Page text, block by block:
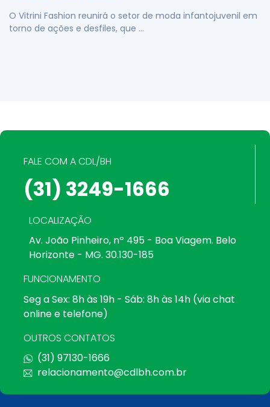
O Vitrini Fashion reunirá o setor de moda infantojuvenil em
torno de ações e desfiles, que …
FALE COM A CDL/BH
(31) 3249-1666
LOCALIZAÇÃO
Av. João Pinheiro, nº 495 - Boa Viagem. Belo
Horizonte - MG. 30.130-185
FUNCIONAMENTO
Seg a Sex: 8h às 19h - Sáb: 8h às 14h (via chat
online e telefone)
OUTROS CONTATOS
(31) 97130-1666
relacionamento@cdlbh.com.br